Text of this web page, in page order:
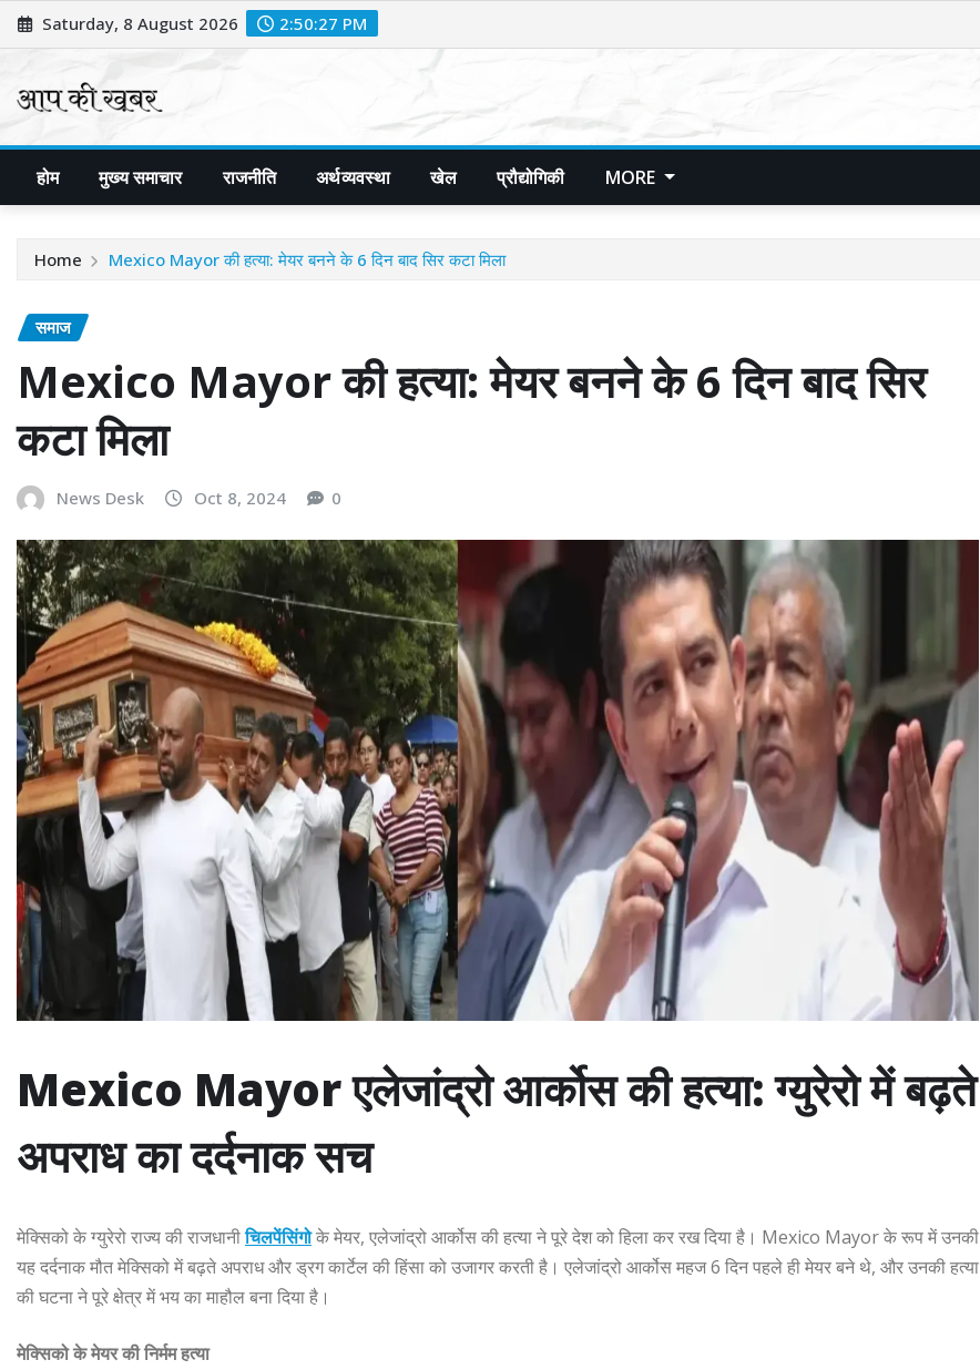
Skip
to
Saturday, 8 August 2026 2:50:28 PM
होम मुख्य समाचार राजनीति अर्थव्यवस्था खेल प्रौद्योगिकी MORE
Home Mexico Mayor की हत्या: मेयर बनने के 6 दिन बाद सिर कटा मिला
समाज
Mexico Mayor की हत्या: मेयर बनने के 6 दिन बाद सिर
कटा मिला
News Desk Oct 8, 2024 0
Mexico Mayor एलेजांद्रो आर्कोस की हत्या: ग्युरेरो में बढ़ते
अपराध का दर्दनाक सच
मेक्सिको के ग्युरेरो राज्य की राजधानीचिलपेंसिंगोके मेयर, एलेजांद्रो आर्कोस की हत्या ने पूरे देश को हिला कर रख दिया है। Mexico Mayor के रूप में उनकी
यह दर्दनाक मौत मेक्सिको में बढ़ते अपराध और ड्रग कार्टेल की हिंसा को उजागर करती है। एलेजांद्रो आर्कोस महज 6 दिन पहले ही मेयर बने थे, और उनकी हत्या
की घटना ने पूरे क्षेत्र में भय का माहौल बना दिया है।
मेक्सिको के मेयर की निर्मम हत्या